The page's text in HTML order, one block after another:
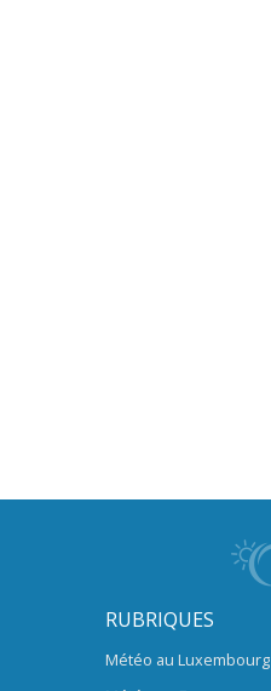
RUBRIQUES
Météo au Luxembourg